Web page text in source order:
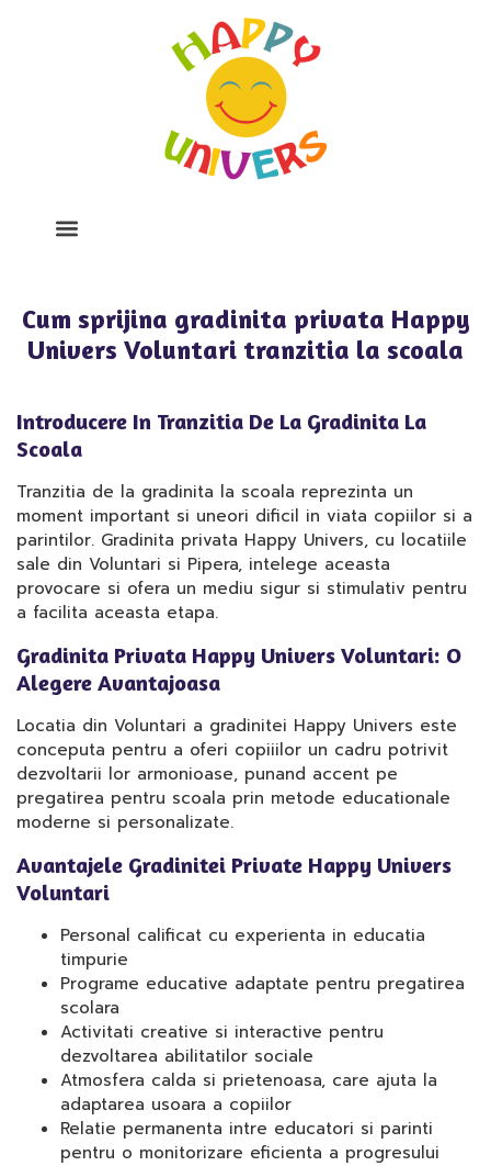
Cum sprijina gradinita privata Happy
Univers Voluntari tranzitia la scoala
Introducere In Tranzitia De La Gradinita La
Scoala
Tranzitia de la gradinita la scoala reprezinta un
moment important si uneori dificil in viata copiilor si a
parintilor. Gradinita privata Happy Univers, cu locatiile
sale din Voluntari si Pipera, intelege aceasta
provocare si ofera un mediu sigur si stimulativ pentru
a facilita aceasta etapa.
Gradinita Privata Happy Univers Voluntari: O
Alegere Avantajoasa
Locatia din Voluntari a gradinitei Happy Univers este
conceputa pentru a oferi copiiilor un cadru potrivit
dezvoltarii lor armonioase, punand accent pe
pregatirea pentru scoala prin metode educationale
moderne si personalizate.
Avantajele Gradinitei Private Happy Univers
Voluntari
Personal calificat cu experienta in educatia
timpurie
Programe educative adaptate pentru pregatirea
scolara
Activitati creative si interactive pentru
dezvoltarea abilitatilor sociale
Atmosfera calda si prietenoasa, care ajuta la
adaptarea usoara a copiilor
Relatie permanenta intre educatori si parinti
pentru o monitorizare eficienta a progresului